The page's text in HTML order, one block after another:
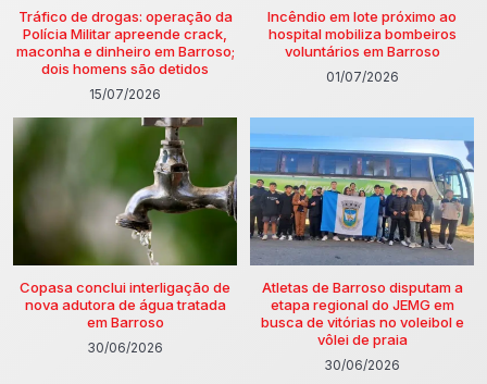
Tráfico de drogas: operação da
Polícia Militar apreende crack,
maconha e dinheiro em Barroso;
dois homens são detidos
15/07/2026
Incêndio em lote próximo ao
hospital mobiliza bombeiros
voluntários em Barroso
01/07/2026
Copasa conclui interligação de
nova adutora de água tratada
em Barroso
30/06/2026
Atletas de Barroso disputam a
etapa regional do JEMG em
busca de vitórias no voleibol e
vôlei de praia
30/06/2026